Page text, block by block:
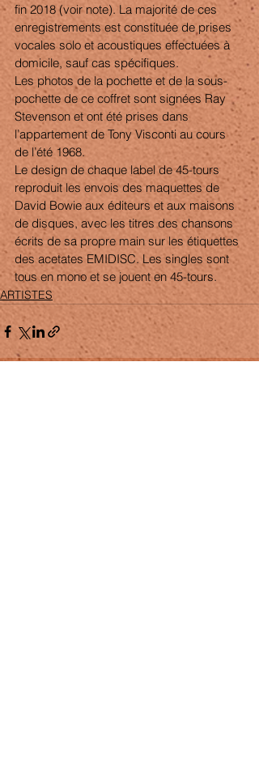
fin 2018 (voir note). La majorité de ces
enregistrements est constituée de prises
vocales solo et acoustiques effectuées à
domicile, sauf cas spécifiques.
Les photos de la pochette et de la sous-
pochette de ce coffret sont signées Ray
Stevenson et ont été prises dans
l’appartement de Tony Visconti au cours
de l’été 1968.
Le design de chaque label de 45-tours
reproduit les envois des maquettes de
David Bowie aux éditeurs et aux maisons
de disques, avec les titres des chansons
écrits de sa propre main sur les étiquettes
des acetates EMIDISC. Les singles sont
tous en mono et se jouent en 45-tours.
ARTISTES